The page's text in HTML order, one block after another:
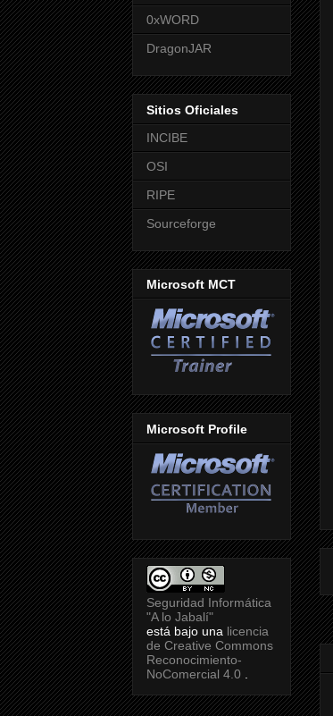
0xWORD
DragonJAR
Sitios Oficiales
INCIBE
OSI
RIPE
Sourceforge
Microsoft MCT
Microsoft Profile
Seguridad Informática
"A lo Jabalí"
está bajo una licencia
de Creative Commons
Reconocimiento-
NoComercial 4.0